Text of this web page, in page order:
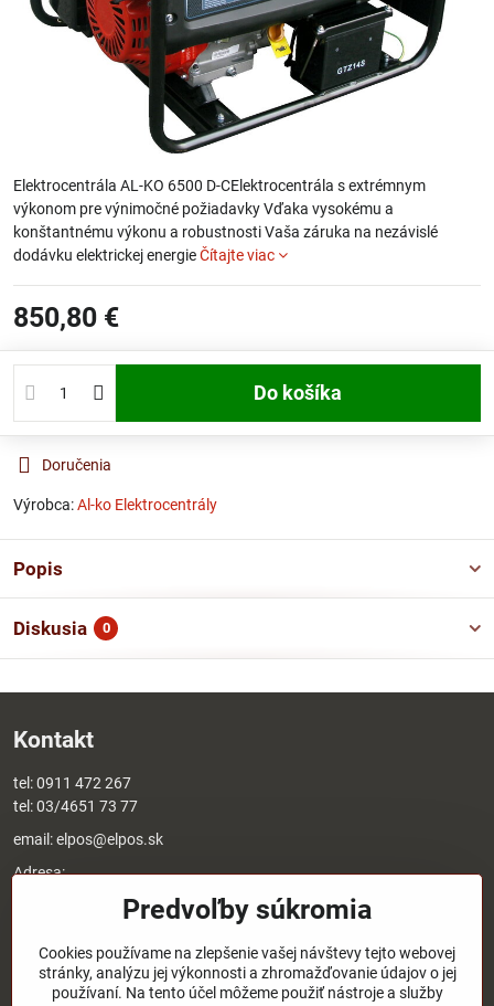
Elektrocentrála AL-KO 6500 D-CElektrocentrála s extrémnym
výkonom pre výnimočné požiadavky Vďaka vysokému a
konštantnému výkonu a robustnosti Vaša záruka na nezávislé
dodávku elektrickej energieČítajte viac
850,80 €
Do košíka
Doručenia
Výrobca:Al-ko Elektrocentrály
Popis
Diskusia 0
Kontakt
tel:0911 472 267
tel:03/4651 73 77
email:elpos@elpos.sk
Adresa:
Štefánikova 1470/50c
Otváracie hodiny:
8:00 - 17:00 pondelok - piatok
8:00 - 12:00 sobota
Predvoľby súkromia
Cookies používame na zlepšenie vašej návštevy tejto webovej
stránky, analýzu jej výkonnosti a zhromažďovanie údajov o jej
používaní. Na tento účel môžeme použiť nástroje a služby